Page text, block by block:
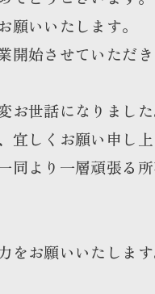
願いいたします。
開始させていただき
お世話になりました
宜しくお願い申し上
同より一層頑張る
をお願いいたします